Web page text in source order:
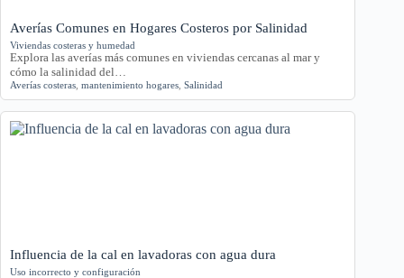
Averías Comunes en Hogares Costeros por Salinidad
Viviendas costeras y humedad
Explora las averías más comunes en viviendas cercanas al mar y
cómo la salinidad del…
Averías costeras mantenimiento hogares Salinidad
Influencia de la cal en lavadoras con agua dura
Uso incorrecto y configuración